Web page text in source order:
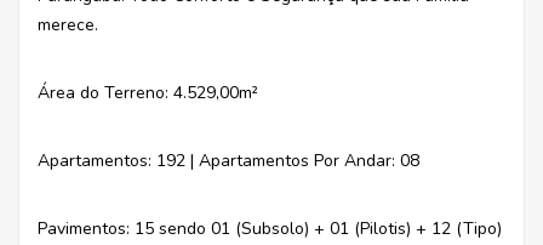
merece.
Área do Terreno: 4.529,00m²
Apartamentos: 192 | Apartamentos Por Andar: 08
Pavimentos: 15 sendo 01 (Subsolo) + 01 (Pilotis) + 12 (Tipo)